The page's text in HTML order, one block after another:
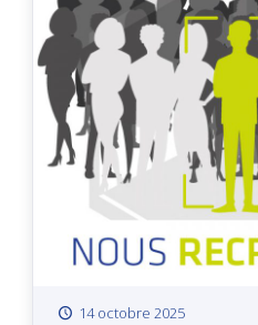
14 octobre 2025